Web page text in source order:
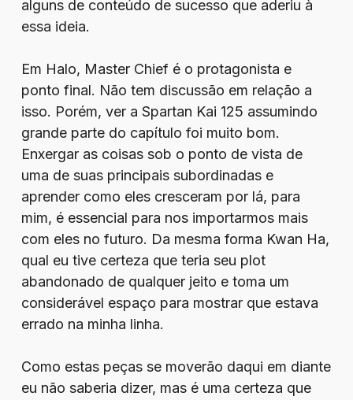
alguns de conteúdo de sucesso que aderiu à
essa ideia.
Em Halo, Master Chief é o protagonista e
ponto final. Não tem discussão em relação a
isso. Porém, ver a Spartan Kai 125 assumindo
grande parte do capítulo foi muito bom.
Enxergar as coisas sob o ponto de vista de
uma de suas principais subordinadas e
aprender como eles cresceram por lá, para
mim, é essencial para nos importarmos mais
com eles no futuro. Da mesma forma Kwan Ha,
qual eu tive certeza que teria seu plot
abandonado de qualquer jeito e toma um
considerável espaço para mostrar que estava
errado na minha linha.
Como estas peças se moverão daqui em diante
eu não saberia dizer, mas é uma certeza que